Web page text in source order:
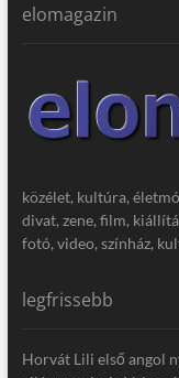
elomagazin
közélet, kultúra,
divat, zene, film,
fotó, video, színház,
legfrissebb
Horvát Lili első angol